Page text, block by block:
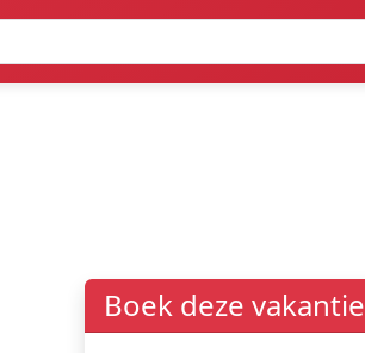
Boek deze vakantie